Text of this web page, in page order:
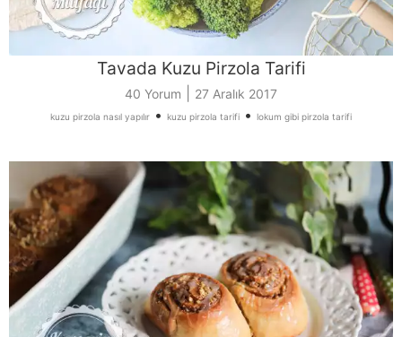
Tavada Kuzu Pirzola Tarifi
40 Yorum 27 Aralık 2017
kuzu pirzola nasıl yapılır • kuzu pirzola tarifi • lokum gibi pirzola tarifi